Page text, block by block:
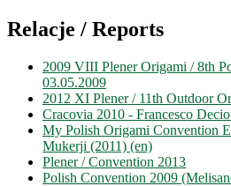
Relacje / Reports
2009 VIII Plener Origami / 8th
03.05.2009
2012 XI Plener / 11th Outdoor
Cracovia 2010 - Francesco
My Polish Origami Convention
Mukerji (2011) (en)
Plener / Convention 2013
Polish Convention 2009